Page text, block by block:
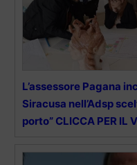
L’assessore Pagana
Siracusa nell’Adsp
porto” CLICCA PER IL